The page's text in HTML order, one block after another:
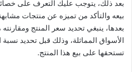
بعد ذلك، يتوجب عليك التعرف على
بيعه والتأكد من تميزه عن منتجات
بعدها، ينبغي تحديد سعر المنتج
الأسواق المماثلة، وذلك قبل تحديد
تستحقها على بيع هذا المنتج.